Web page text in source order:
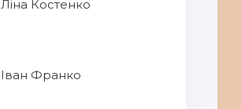
Ліна Костенко
Іван Франко